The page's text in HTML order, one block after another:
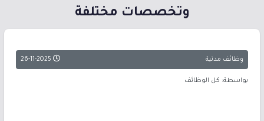
وتخصصات مختلفة
وظائف مدنية 26-11-2025
بواسطة: كل الوظائف